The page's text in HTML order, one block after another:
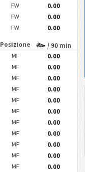
FW
0.00
FW
0.00
FW 0.00
Posizione / 90 min
MF
0.00
MF
0.00
MF
0.00
MF
0.00
MF
0.00
MF
0.00
MF
0.00
MF
0.00
MF
0.00
MF
0.00
MF
0.00